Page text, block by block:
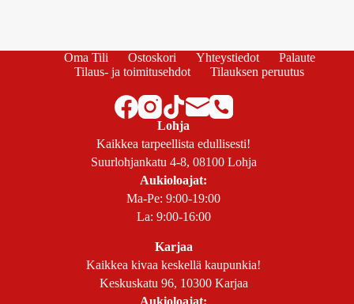
Oma Tili Ostoskori Yhteystiedot
Palaute
Tilaus- ja toimitusehdot
Tilauksen peruutus
Lohja
Kaikkea tarpeellista edullisesti!
Suurlohjankatu 4-8, 08100 Lohja
Aukioloajat:
Ma-Pe: 9:00-19:00
La: 9:00-16:00
Karjaa
Kaikkea kivaa keskellä kaupunkia!
Keskuskatu 96, 10300 Karjaa